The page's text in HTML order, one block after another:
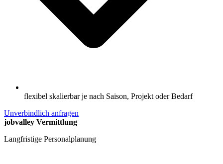
flexibel skalierbar je nach Saison, Projekt oder Bedarf
Unverbindlich anfragen
jobvalley Vermittlung
Langfristige Personalplanung